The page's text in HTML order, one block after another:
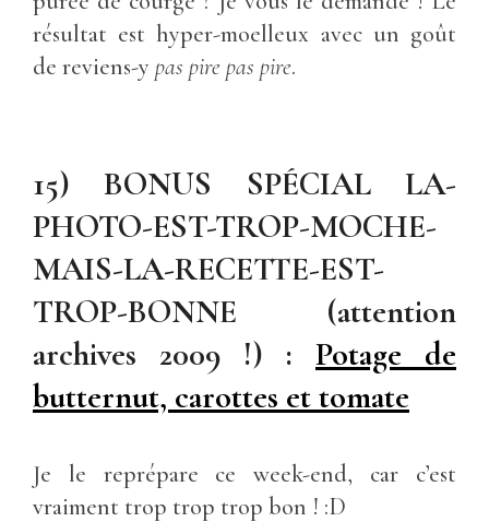
résultat est hyper-moelleux avec un goût
de reviens-y pas pire pas pire.
15) BONUS SPÉCIAL LA-
PHOTO-EST-TROP-MOCHE-
MAIS-LA-RECETTE-EST-
TROP-BONNE (attention
archives 2009 !) : Potage de
butternut, carottes et tomate
Je le reprépare ce week-end, car c’est
vraiment trop trop trop bon ! :D